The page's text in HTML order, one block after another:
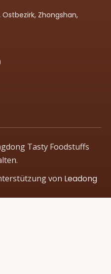
Ostbezirk, Zhongshan,
Tasty Foodstuffs
von Leadong